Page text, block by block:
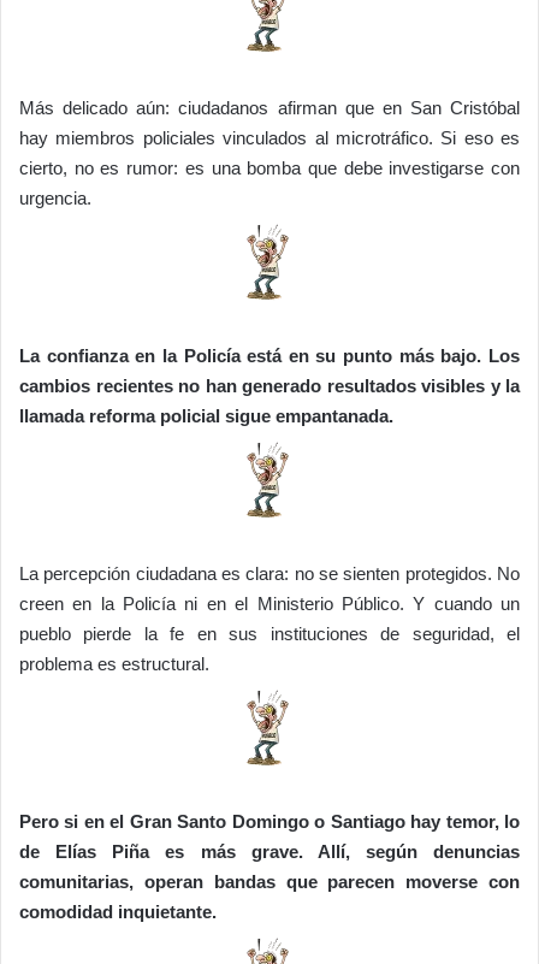
Más delicado aún: ciudadanos afirman que en San Cristóbal
hay miembros policiales vinculados al microtráfico. Si eso es
cierto, no es rumor: es una bomba que debe investigarse con
urgencia.
La confianza en la Policía está en su punto más bajo. Los
cambios recientes no han generado resultados visibles y la
llamada reforma policial sigue empantanada.
La percepción ciudadana es clara: no se sienten protegidos. No
creen en la Policía ni en el Ministerio Público. Y cuando un
pueblo pierde la fe en sus instituciones de seguridad, el
problema es estructural.
Pero si en el Gran Santo Domingo o Santiago hay temor, lo
de Elías Piña es más grave. Allí, según denuncias
comunitarias, operan bandas que parecen moverse con
comodidad inquietante.